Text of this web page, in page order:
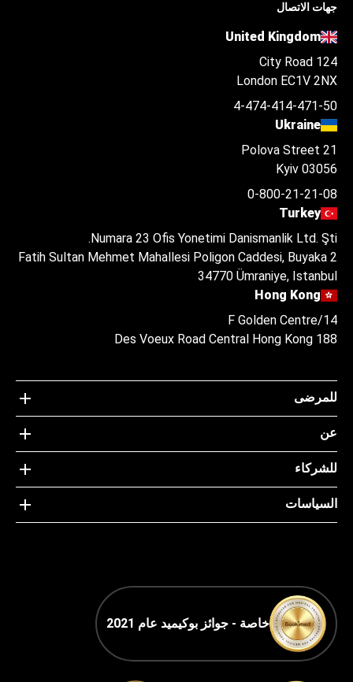
جهات الاتصال
United Kingdom
124 City Road
London EC1V 2NX
4-474-414-471-50
Ukraine
Polova Street 21
Kyiv 03056
0-800-21-21-08
Turkey
Numara 23 Ofis Yonetimi Danismanlik Ltd. Şti.
Fatih Sultan Mehmet Mahallesi Poligon Caddesi, Buyaka 2
34770 Ümraniye, Istanbul
Hong Kong
14/F Golden Centre
188 Des Voeux Road Central Hong Kong
للمرضى
عن
للشركاء
السياسات
خاصة - جوائز بوكيميد عام 2021